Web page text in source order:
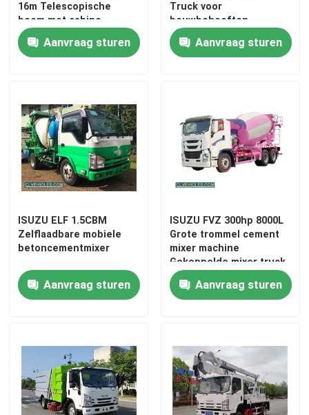
16m Telescopische
boom met cabine
Aanvraag sturen
Truck voor
bouwbehoeften
Aanvraag sturen
ISUZU ELF 1.5CBM
Zelflaadbare mobiele
betoncementmixer
Aanvraag sturen
ISUZU FVZ 300hp 8000L
Grote trommel cement
mixer machine
Gekoppelde mixer truck
Aanvraag sturen